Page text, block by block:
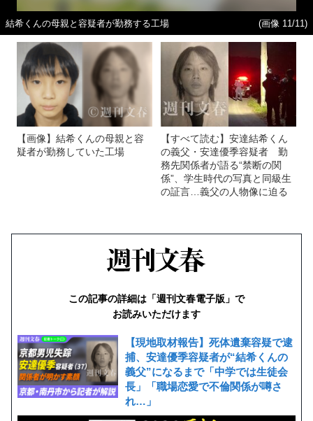
結希くんの母親と容疑者が勤務する工場 (画像 11/11)
【画像】結希くんの母親と容
疑者が勤務していた工場
【すべて読む】安達結希くん
の義父・安達優季容疑者 勤
務先関係者が語る“禁断の関
係”、学生時代の写真と同級生
の証言…義父の人物像に迫る
この記事の詳細は「週刊文春電子版」で
お読みいただけます
【現地取材報告】死体遺棄容疑で逮
捕、安達優季容疑者が“結希くんの
義父”になるまで「中学では生徒会
長」「職場恋愛で不倫関係が噂さ
れ…」